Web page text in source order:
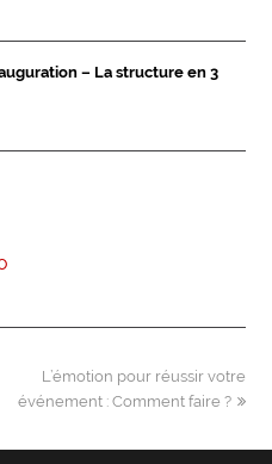
– La structure en 3
next
post:
L’émotion pour réussir votre
événement : Comment faire ?